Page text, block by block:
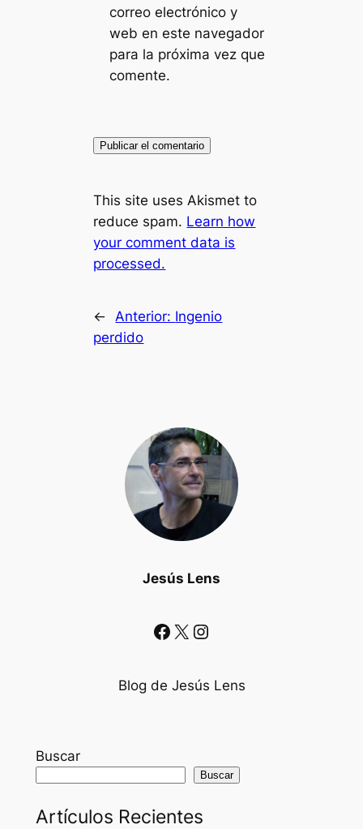
Jesús Lens
Facebook X Instagram
Blog de Jesús Lens
correo electrónico y
web en este navegador
para la próxima vez que
comente.
This site uses Akismet to
reduce spam. Learn how
your comment data is
processed.
← Anterior: Ingenio
perdido
Buscar
Buscar
Artículos Recientes